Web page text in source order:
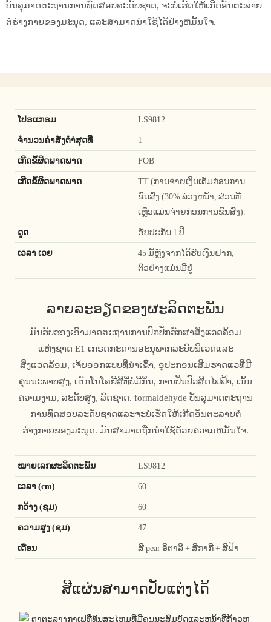
ບັນລຸມາດຕະຖານການທົດສອບລະດັບຊາດ, ຈະບໍ່ເຮັດໃຫ້ເກີດອັນຕະລາຍ
ຕໍ່ຮ່າງກາຍຂອງມະນຸດ, ແລະສາມາດນໍາໃຊ້ໄດ້ຢ່າງຫມັ້ນໃຈ.
ໂປຣເເກຣມ LS9812
ຈໍານວນຄໍາສັ່ງຕໍາ່ສຸດທີ່ 1
ເກີດຂໍ້ຜິດພາດພາດ FOB
ເກີດຂໍ້ຜິດພາດພາດ
TT (ການຈ່າຍເງິນເຕັມກ່ອນການ
ຂົນສົ່ງ (30% ລ່ວງຫນ້າ, ສ່ວນທີ່
ເຫຼືອແມ່ນຈ່າຍກ່ອນການຂົນສົ່ງ).
ດູດ ຮັບປະກັນ 1 ປີ
ເວລາ ເວຍ
45 ມື້ຫຼັງຈາກໄດ້ຮັບເງິນຝາກ,
ຕົວຢ່າງແມ່ນມີຢູ່
ລາຍລະອຽດຂອງຜະລິດຕະພັນ
ມັນຮັບຮອງເອົາມາດຕະຖານການປົກປັກຮັກສາສິ່ງແວດລ້ອມ
ແຫ່ງຊາດ E1 ເກຣດກະດານອະນຸພາກລະບົບນິເວດແລະ
ສິ່ງແວດລ້ອມ, ເຈ້ຍອອກແບບທີ່ນໍາເຂົ້າ, ອຸປະກອນເສີມຮາດແວທີ່ມີ
ຄຸນນະພາບສູງ, ເຕັກໂນໂລຢີສີທີ່ບໍ່ມີກິ່ນ, ການປິ່ນປົວສີດໄຟຟ້າ, ເນັ້ນ
ຄວາມງາມ, ລະດັບສູງ, ລົດຊາດ. formaldehyde ບັນລຸມາດຕະຖານ
ການທົດສອບລະດັບຊາດແລະຈະບໍ່ເຮັດໃຫ້ເກີດອັນຕະລາຍຕໍ່
ຮ່າງກາຍຂອງມະນຸດ. ມັນສາມາດຖືກນໍາໃຊ້ດ້ວຍຄວາມຫມັ້ນໃຈ.
ໝາຍເລກຜະລິດຕະພັນ LS9812
ເວລາ (cm) 60
ກວ້າງ (ຊມ) 60
ຄວາມສູງ (ຊມ) 47
ເດືອນ ສີ pear ອິຕາລີ + ສີກາກີ + ສີຟ້າ
ສີແຜ່ນສາມາດປັບແຕ່ງໄດ້